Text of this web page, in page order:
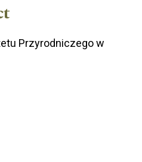
Przyrodniczego w